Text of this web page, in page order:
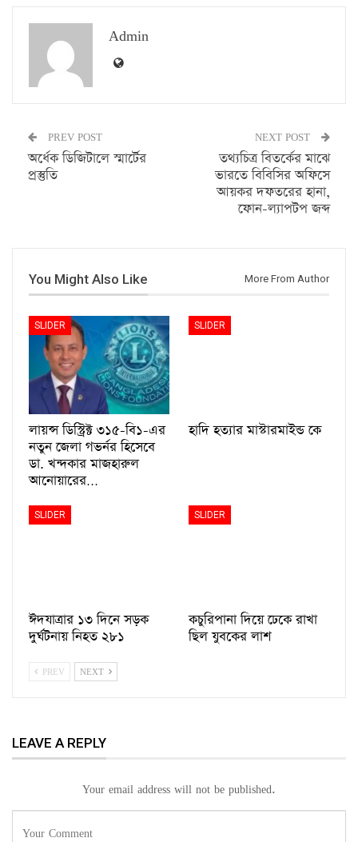
Admin
PREV POST
অর্ধেক ডিজিটালে স্মার্টের
প্রস্তুতি
NEXT POST
তথ্যচিত্র বিতর্কের মাঝে
ভারতে বিবিসির অফিসে
আয়কর দফতরের হানা,
ফোন-ল্যাপটপ জব্দ
You Might Also Like More From Author
SLIDER
লায়ন্স ডিস্ট্রিক্ট ৩১৫-বি১-এর
নতুন জেলা গভর্নর হিসেবে
ডা. খন্দকার মাজহারুল
আনোয়ারের…
SLIDER
হাদি হত্যার মাস্টারমাইন্ড কে
SLIDER
ঈদযাত্রার ১৩ দিনে সড়ক
দুর্ঘটনায় নিহত ২৮১
SLIDER
কচুরিপানা দিয়ে ঢেকে রাখা
ছিল যুবকের লাশ
PREV NEXT
LEAVE A REPLY
Your email address will not be published.